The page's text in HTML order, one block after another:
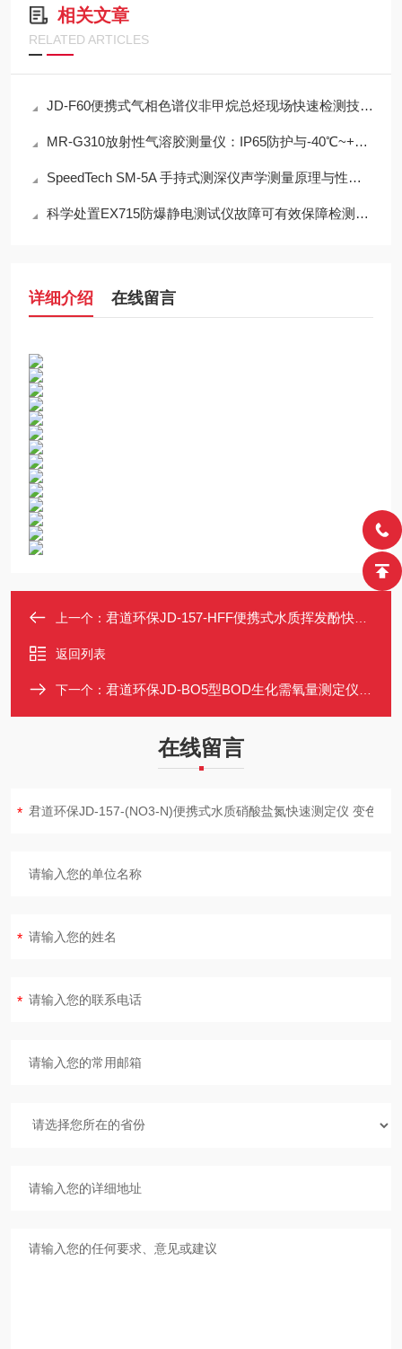
相关文章
RELATED ARTICLES
JD-F60便携式气相色谱仪非甲烷总烃现场快速检测技术方案
MR-G310放射性气溶胶测量仪：IP65防护与-40℃~+50℃宽温工作能力
SpeedTech SM-5A 手持式测深仪声学测量原理与性能分析
科学处置EX715防爆静电测试仪故障可有效保障检测工作正常开展
详细介绍 在线留言
上一个： 君道环保JD-157-HFF便携式水质挥发酚快速测定仪 HJ503-2009
返回列表
下一个： 君道环保JD-BO5型BOD生化需氧量测定仪无汞压差法
在线留言